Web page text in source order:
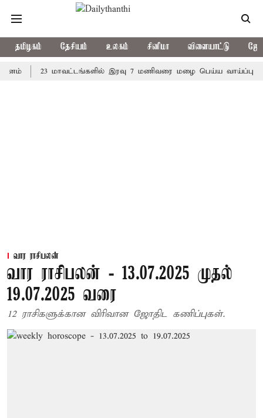
தமிழகம் தேசியம் உலகம் சினிமா விளையாட்டு
23 மாவட்டங்களில் இரவு 7 மணிவரை மழை பெய்ய வாய்ப்பு
வார ராசிபலன்
வார ராசிபலன் - 13.07.2025 முதல்
19.07.2025 வரை
12 ராசிகளுக்கான விரிவான ஜோதிட கணிப்புகள்.